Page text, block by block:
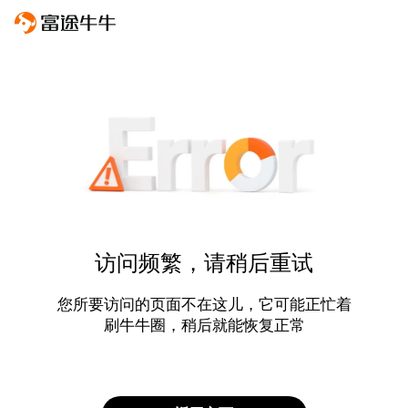
访问频繁，请稍后重试
您所要访问的页面不在这儿，它可能正忙着
刷牛牛圈，稍后就能恢复正常